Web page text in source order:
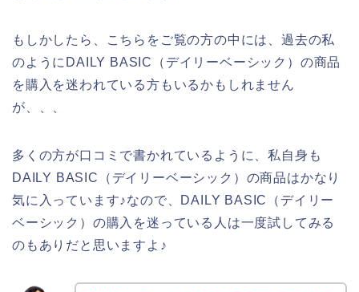
もしかしたら、こちらをご覧の方の中には、過去の私
のようにDAILY BASIC（デイリーベーシック）の商品
を購入を迷われている方もいるかもしれません
が、、、
多くの方が口コミで書かれているように、私自身も
DAILY BASIC（デイリーベーシック）の商品はかなり
気に入っています♪なので、DAILY BASIC（デイリー
ベーシック）の購入を迷っている人は一度試してみる
のもありだと思いますよ♪